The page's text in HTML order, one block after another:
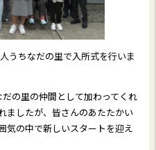
うちなだの里で入所式を行いま
の里の仲間として加わってくれ
ましたが、皆さんのあたたかい
気の中で新しいスタートを迎え